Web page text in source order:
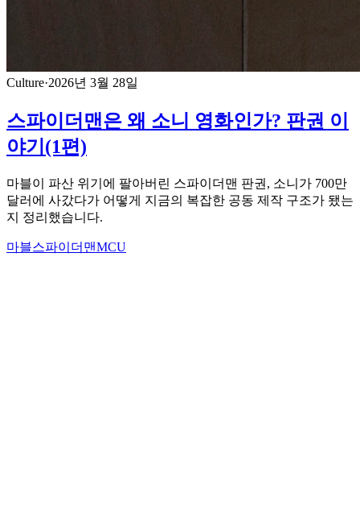
Culture·2026년 3월 28일
스파이더맨은 왜 소니 영화인가? 판권 이
야기(1편)
마블이 파산 위기에 팔아버린 스파이더맨 판권, 소니가 700만
달러에 사갔다가 어떻게 지금의 복잡한 공동 제작 구조가 됐는
지 정리했습니다.
마블스파이더맨MCU